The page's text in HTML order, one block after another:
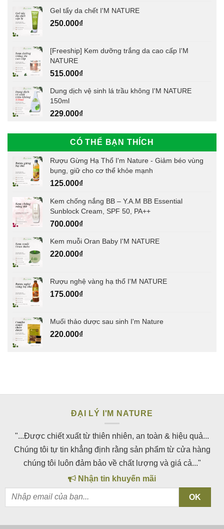
Gel tẩy da chết I'M NATURE
250.000₫
[Freeship] Kem dưỡng trắng da cao cấp I'M
NATURE
515.000₫
Dung dịch vệ sinh lá trầu không I'M NATURE
150ml
229.000₫
CÓ THỂ BẠN THÍCH
Rượu Gừng Hạ Thổ I'm Nature - Giảm béo vùng
bụng, giữ cho cơ thể khỏe mạnh
125.000₫
Kem chống nắng BB – Y.A.M BB Essential
Sunblock Cream, SPF 50, PA++
700.000₫
Kem muỗi Oran Baby I'M NATURE
220.000₫
Rượu nghệ vàng hạ thổ I'M NATURE
175.000₫
Muối thảo dược sau sinh I'm Nature
220.000₫
ĐẠI LÝ I'M NATURE
"...Được chiết xuất từ thiên nhiên, an toàn & hiệu quả...
Chúng tôi tự tin khẳng định rằng sản phẩm từ cửa hàng
chúng tôi luôn đảm bảo về chất lượng và giá cả..."
Nhận tin khuyến mãi